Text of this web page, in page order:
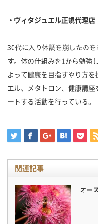
・ヴィタジュエル正規代理店
30代に入り体調を崩したの
す。体の仕組みを1から勉強
よって健康を目指すやり方
エル、メタトロン、健康講
ートする活動を行っている。
関連記事
オー